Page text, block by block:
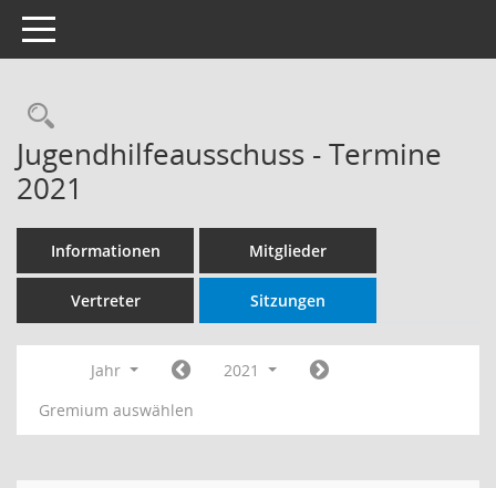
Toggle navigation
Rechercheauswahl
Jugendhilfeausschuss - Termine
2021
Informationen Mitglieder
Vertreter Sitzungen
Jahr
2021
Gremium auswählen